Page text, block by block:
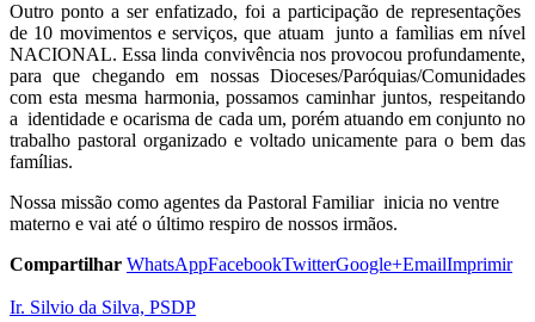
Outro ponto a ser enfatizado, foi a participação de representações
de 10 movimentos e serviços, que atuam junto a famìlias em nível
NACIONAL. Essa linda convivência nos provocou profundamente,
para que chegando em nossas Dioceses/Paróquias/Comunidades
com esta mesma harmonia, possamos caminhar juntos, respeitando
a identidade e ocarisma de cada um, porém atuando em conjunto no
trabalho pastoral organizado e voltado unicamente para o bem das
famílias.
Nossa missão como agentes da Pastoral Familiar inicia no ventre
materno e vai até o último respiro de nossos irmãos.
Compartilhar WhatsAppFacebookTwitterGoogle+EmailImprimir
Ir. Silvio da Silva, PSDP